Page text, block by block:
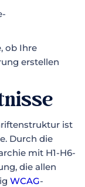
ob Ihre
erstellen
ist
Durch die
mit H1-H6-
die allen
WCAG-